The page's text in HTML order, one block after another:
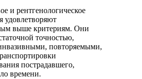
и рентгенологическое
удовлетворяют
выше критериям. Они
точностью,
повторяемыми,
пострадавшего,
времени.